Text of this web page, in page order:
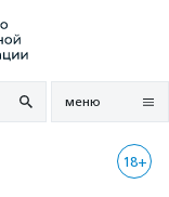
меню
18+